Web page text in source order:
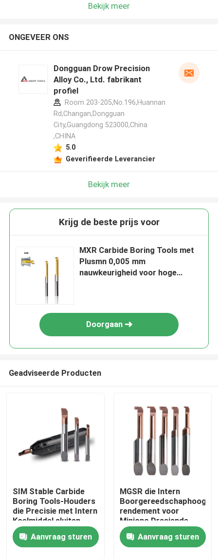
Thuis
Producten
Bekijk meer
ONGEVEER ONS
Dongguan Drow Precision
Alloy Co., Ltd. fabrikant
profiel
Room 203-205,No.196,Huannan
Rd,Changan,Dongguan
City,Guangdong 523000,China
,CHINA
5.0
Geverifieerde Leverancier
Bekijk meer
Krijg de beste prijs voor
MXR Carbide Boring Tools met
Plusmn 0,005 mm
nauwkeurigheid voor hoge
Doorgaan
Geadviseerde Producten
SIM Stable Carbide
Boring Tools-Houders
die Precisie met Intern
Koelmiddel sluiten
Aanvraag sturen
MGSR die Intern
Boorgereedschaphoog
rendement voor
Minicnc Draaiende
Draaibank groeven
Aanvraag sturen